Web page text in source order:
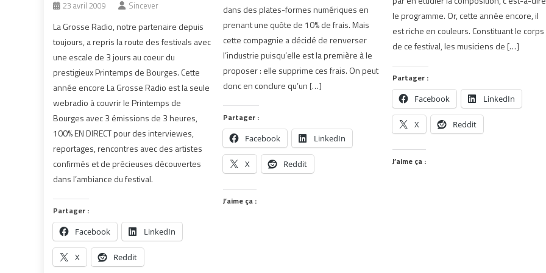
23 avril 2009 Sincever
La Grosse Radio, notre partenaire depuis
toujours, a repris la route des festivals avec
une escale de 3 jours au coeur du
prestigieux Printemps de Bourges. Cette
année encore La Grosse Radio est la seule
webradio à couvrir le Printemps de
Bourges avec 3 émissions de 3 heures,
100% EN DIRECT pour des interviewes,
reportages, rencontres avec des artistes
confirmés et de précieuses découvertes
dans l’ambiance du festival.
Partager :
Facebook LinkedIn
X Reddit
dans des plates-formes numériques en
prenant une quôte de 10% de frais. Mais
cette compagnie a décidé de renverser
l’industrie puisqu’elle est la première à le
proposer : elle supprime ces frais. On peut
donc en conclure qu’un […]
Partager :
Facebook LinkedIn
X Reddit
J’aime ça :
le programme. Or, cette année encore, il
est riche en couleurs. Constituant le corps
de ce festival, les musiciens de […]
Partager :
Facebook LinkedIn
X Reddit
J’aime ça :